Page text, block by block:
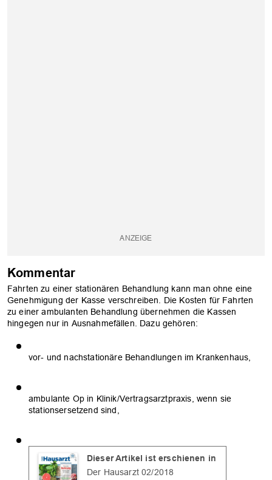
Kommentar
Fahrten zu einer stationären Behandlung kann man ohne eine
Genehmigung der Kasse verschreiben. Die Kosten für Fahrten
zu einer ambulanten Behandlung übernehmen die Kassen
hingegen nur in Ausnahmefällen. Dazu gehören:
vor- und nachstationäre Behandlungen im Krankenhaus,
ambulante Op in Klinik/Vertragsarztpraxis, wenn sie
stationsersetzend sind,
Dieser Artikel ist erschienen in
Der Hausarzt 02/2018